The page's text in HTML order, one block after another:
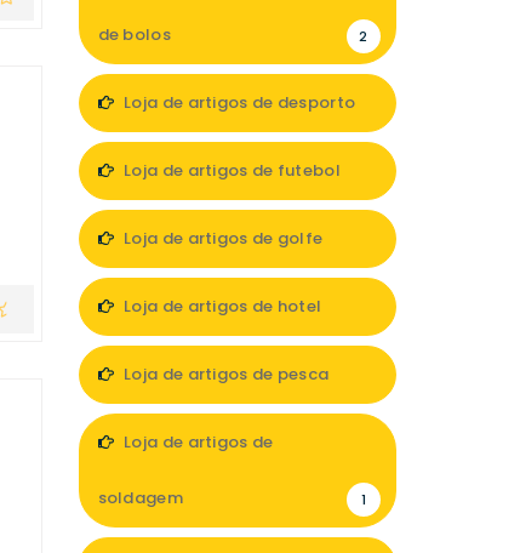
de bolos 2
Loja de artigos de desporto
Loja de artigos de futebol
Loja de artigos de golfe
Loja de artigos de hotel
Loja de artigos de pesca
Loja de artigos de
soldagem 1